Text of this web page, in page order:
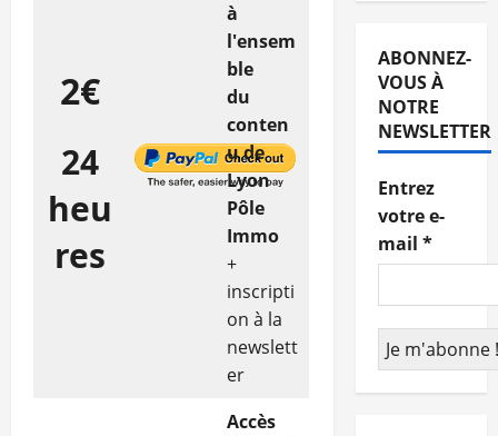
2€
24
heu
res
à
l'ensem
ble
du
conten
u de
Lyon
Pôle
Immo
+
inscripti
on à la
newslett
er
Accès
ABONNEZ-
VOUS À
NOTRE
NEWSLETTER
Entrez
votre e-
mail *